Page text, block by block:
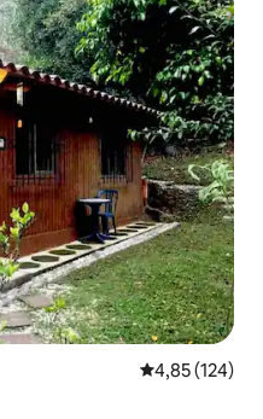
Prosječna
4,85 (124)